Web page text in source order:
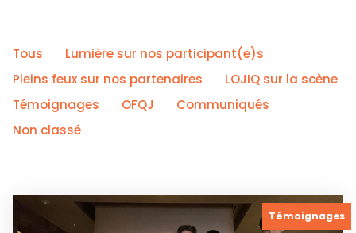
Tous
Lumière sur nos participant(e)s
Pleins feux sur nos partenaires
LOJIQ sur la scène
Témoignages
OFQJ
Communiqués
Non classé
Témoignages